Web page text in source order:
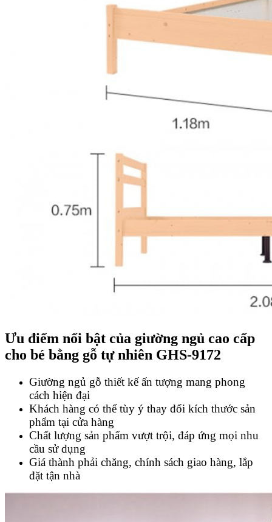
Ưu điểm nổi bật của giường ngủ cao cấp
cho bé bằng gỗ tự nhiên GHS-9172
Giường ngủ gỗ thiết kế ấn tượng mang phong
cách hiện đại
Khách hàng có thể tùy ý thay đổi kích thước sản
phẩm tại cửa hàng
Chất lượng sản phẩm vượt trội, đáp ứng mọi nhu
cầu sử dụng
Giá thành phải chăng, chính sách giao hàng, lắp
đặt tận nhà